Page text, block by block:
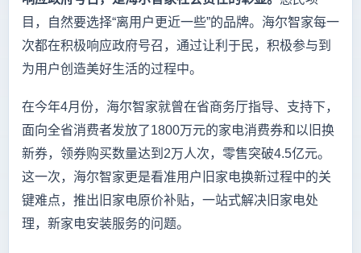
目，自然要选择“离用户更近一些”的品牌。海尔智家每一
次都在积极响应政府号召，通过让利于民，积极参与到
为用户创造美好生活的过程中。
在今年4月份，海尔智家就曾在省商务厅指导、支持下，
面向全省消费者发放了1800万元的家电消费券和以旧换
新券，领券购买数量达到2万人次，零售突破4.5亿元。
这一次，海尔智家更是看准用户旧家电换新过程中的关
键难点，推出旧家电原价补贴，一站式解决旧家电处
理，新家电安装服务的问题。